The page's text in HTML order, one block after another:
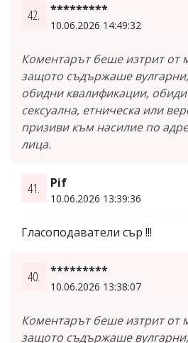
42. *********
10.06.2026 14:49:32
Коментарът беше изтрит от
защото съдържаше
обидни квалификации,
сексуална, етническа или
призиви към насилие по
лица.
41. Pif
10.06.2026 13:39:36
Гласоподаватели сър !!!
40. *********
10.06.2026 13:38:07
Коментарът беше изтрит от
защото съдържаше